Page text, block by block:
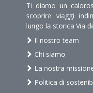
Ti diamo un
scoprire viaggi
lungo la storica Via
Il nostro team
Chi siamo
La nostra
Politica di